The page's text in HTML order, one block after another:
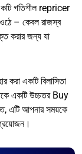
গতিশীল repricer
ওঠে – কেবল রাজস্ব
করার জন্য যা
করা একটি বিলাসিতা
একটি উচ্চতর Buy
এটি আপনার সময়কে